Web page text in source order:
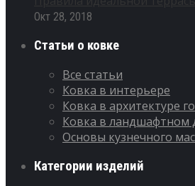
Окт 28, 2018
Статьи о ковке
Все статьи
Ковка в интерьере
Ковка в архитектуре
Ковка в ландшафтном
Основы кузнечного
Категории изделий